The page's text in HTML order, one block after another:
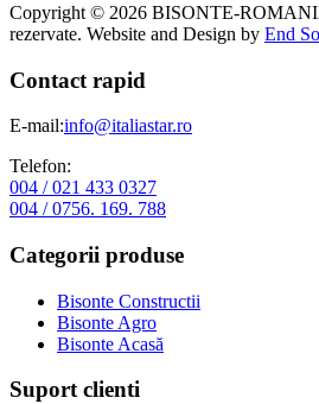
Copyright © 2026 BISONTE-
rezervate. Website and Design by End
Contact rapid
E-mail:info@italiastar.ro
Telefon:
004 / 021 433 0327
004 / 0756. 169. 788
Categorii produse
Bisonte Constructii
Bisonte Agro
Bisonte Acasă
Suport clienti